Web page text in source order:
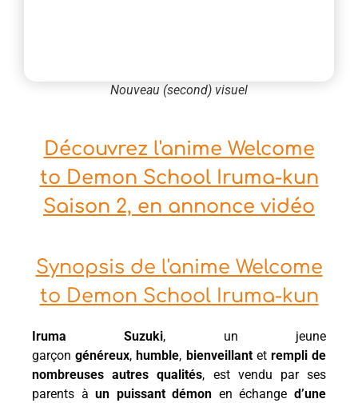
Nouveau (second) visuel
Découvrez l'anime Welcome
to Demon School Iruma-kun
Saison 2, en annonce vidéo
Synopsis de l'anime Welcome
to Demon School Iruma-kun
Iruma Suzuki, un jeune
garçongénéreux, humble, bienveillant etrempli de
nombreuses autres qualités, est vendu par ses
parents àun puissant démon en échanged’une